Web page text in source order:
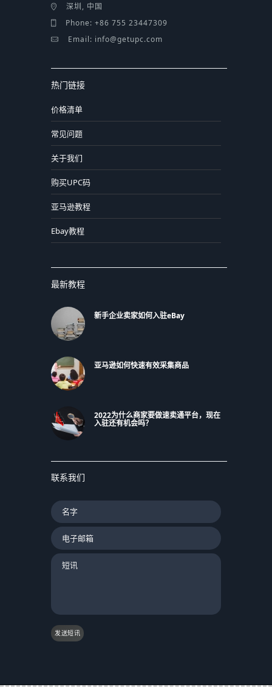
深圳, 中国
Phone: +86 755 23447309
Email: info@getupc.com
热门链接
价格清单
常见问题
关于我们
购买UPC码
亚马逊教程
Ebay教程
最新教程
新手企业卖家如何入驻eBay
亚马逊如何快速有效采集商品
2022为什么商家要做速卖通平台，现在
入驻还有机会吗？
联系我们
发送短讯